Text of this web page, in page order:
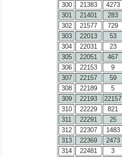
300
21383 4273
301
21401 283
302
21577 729
303
22013 53
304
22031 23
305
22051 467
306
22153 9
307
22157 59
308
22189 5
309
22193 22157
310
22229 821
311
22291 25
312
22307 1483
313
22369 2473
314
22481 3